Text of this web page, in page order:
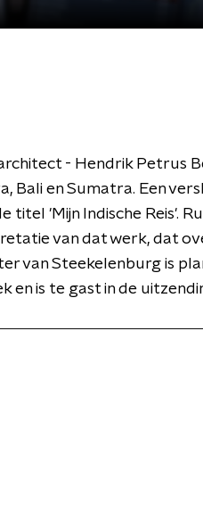
- Hendrik Petrus
Bali en Sumatra. Een
titel 'Mijn Indische Reis'.
van dat werk, dat
van Steekelenburg is
en is te gast in de